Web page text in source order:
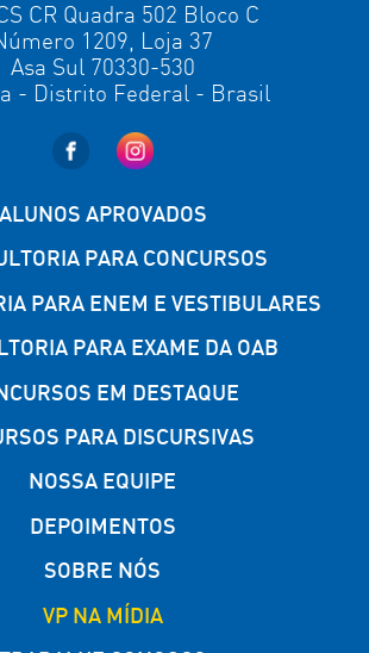
CR Quadra 502 Bloco C
1209, Loja 37
Asa Sul 70330-530
- Distrito Federal - Brasil
ALUNOS APROVADOS
PARA CONCURSOS
PARA ENEM E VESTIBULARES
PARA EXAME DA OAB
EM DESTAQUE
PARA DISCURSIVAS
NOSSA EQUIPE
DEPOIMENTOS
SOBRE NÓS
VP NA MÍDIA